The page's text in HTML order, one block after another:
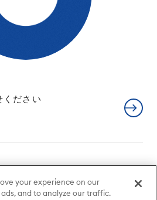
ください
your experience on our
and to analyze our traffic.